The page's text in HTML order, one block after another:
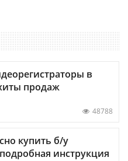
в
продаж
48788
купить б/у
инструкция